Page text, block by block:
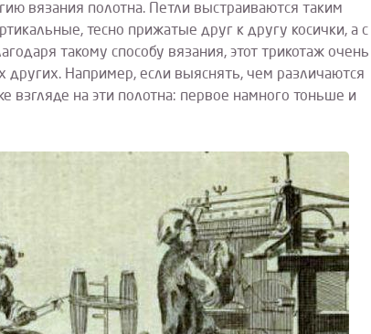
вязания полотна. Петли выстраиваются таким
тесно прижатые друг к другу косички, а с
такому способу вязания, этот трикотаж очень
других. Например, если выяснять, чем различаются
взгляде на эти полотна: первое намного тоньше и